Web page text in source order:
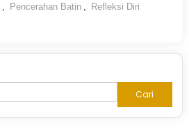
Pencerahan Batin Refleksi Diri
Cari